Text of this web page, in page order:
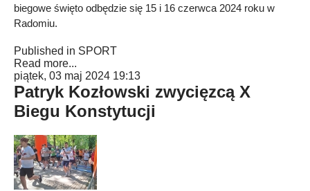
biegowe święto odbędzie się 15 i 16 czerwca 2024 roku w
Radomiu.
Published in SPORT
Read more...
piątek, 03 maj 2024 19:13
Patryk Kozłowski zwycięzcą X
Biegu Konstytucji